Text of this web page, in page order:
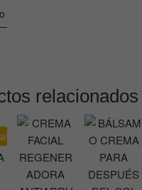
relacionados